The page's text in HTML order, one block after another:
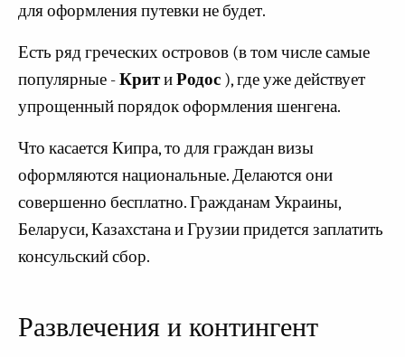
для оформления путевки не будет.
Есть ряд греческих островов (в том числе самые
популярные -КритиРодос ), где уже действует
упрощенный порядок оформления шенгена.
Что касается Кипра, то для граждан визы
оформляются национальные. Делаются они
совершенно бесплатно. Гражданам Украины,
Беларуси, Казахстана и Грузии придется заплатить
консульский сбор.
Развлечения и контингент